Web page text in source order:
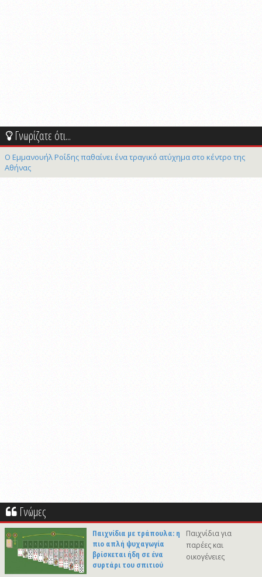
Γνωρίζατε ότι...
Ο Εμμανουήλ Ροΐδης παθαίνει ένα τραγικό ατύχημα στο κέντρο της
Αθήνας
Γνώμες
Παιχνίδια με τράπουλα: η
πιο απλή ψυχαγωγία
βρίσκεται ήδη σε ένα
συρτάρι του σπιτιού
Παιχνίδια για
παρέες και
οικογένειες